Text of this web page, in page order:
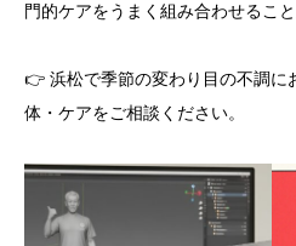
門的ケアをうまく組み合わせること
👉 浜松で季節の変わり目の不調に
体・ケアをご相談ください。